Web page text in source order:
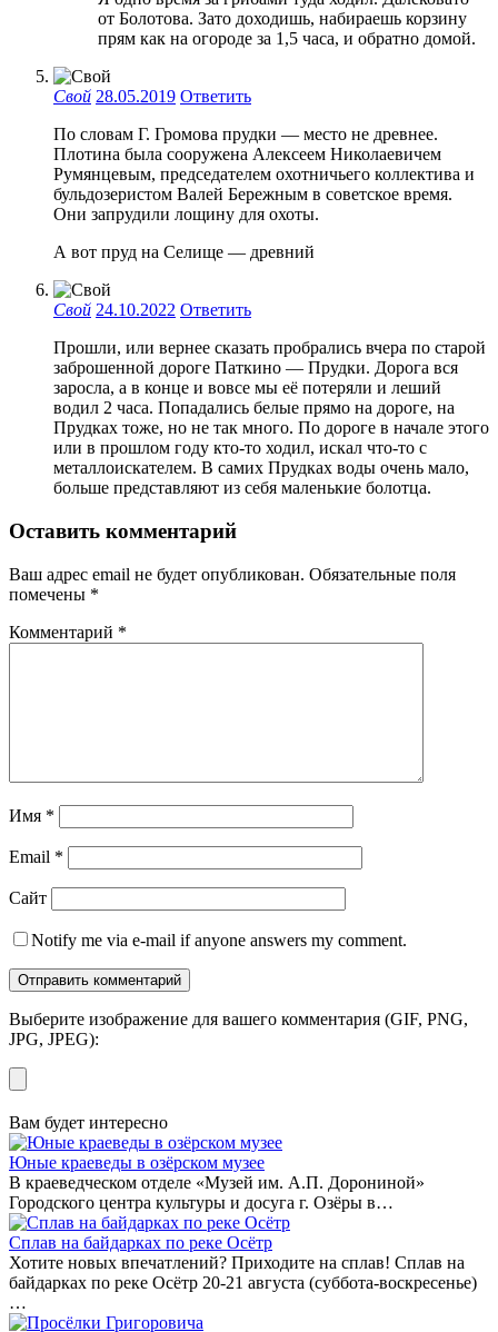
от Болотова. Зато доходишь, набираешь корзину
прям как на огороде за 1,5 часа, и обратно домой.
Свой 28.05.2019 Ответить
По словам Г. Громова прудки — место не древнее.
Плотина была сооружена Алексеем Николаевичем
Румянцевым, председателем охотничьего коллектива и
бульдозеристом Валей Бережным в советское время.
Они запрудили лощину для охоты.
А вот пруд на Селище — древний
Свой 24.10.2022 Ответить
Прошли, или вернее сказать пробрались вчера по старой
заброшенной дороге Паткино — Прудки. Дорога вся
заросла, а в конце и вовсе мы её потеряли и леший
водил 2 часа. Попадались белые прямо на дороге, на
Прудках тоже, но не так много. По дороге в начале этого
или в прошлом году кто-то ходил, искал что-то с
металлоискателем. В самих Прудках воды очень мало,
больше представляют из себя маленькие болотца.
Оставить комментарий
Ваш адрес email не будет опубликован. Обязательные поля
помечены *
Комментарий *
Имя *
Email *
Сайт
Notify me via e-mail if anyone answers my comment.
Выберите изображение для вашего комментария (GIF, PNG,
JPG, JPEG):
Вам будет интересно
Юные краеведы в озёрском музее
В краеведческом отделе «Музей им. А.П. Дорониной»
Городского центра культуры и досуга г. Озёры в…
Сплав на байдарках по реке Осётр
Хотите новых впечатлений? Приходите на сплав! Сплав на
байдарках по реке Осётр 20-21 августа (суббота-воскресенье)
…